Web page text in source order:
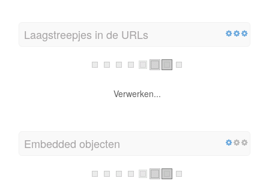
Laagstreepjes in de URLs
Verwerken...
Embedded objecten